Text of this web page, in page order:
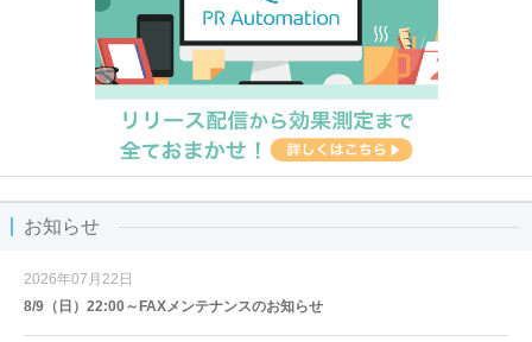
お知らせ
2026年07月22日
8/9（日）22:00～FAXメンテナンスのお知らせ